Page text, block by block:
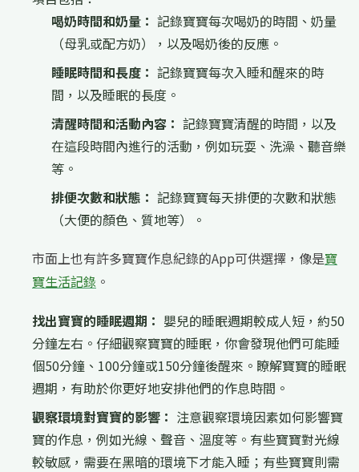
喝奶時間和奶量： 記錄寶寶每次喝奶的時間、奶量
（母乳或配方奶），以及喝奶後的反應。
睡眠時間和長度： 記錄寶寶每次入睡和醒來的時
間，以及睡眠的長度。
清醒時間和活動內容： 記錄寶寶清醒的時間，以及
在這段時間內進行的活動，例如玩耍、洗澡、聽音樂
等。
排便次數和狀態： 記錄寶寶每天排便的次數和狀態
（大便的顏色、質地等）。
市面上也有許多寶寶作息紀錄的App可供選擇，像是寶
寶生活記錄 。
找出寶寶的睡眠週期： 嬰兒的睡眠週期較成人短，約50
分鐘左右。仔細觀察寶寶的睡眠，你會發現他們可能睡
個50分鐘、100分鐘或150分鐘後醒來。瞭解寶寶的睡眠
週期，有助於你更好地安排他們的作息時間。
觀察環境對寶寶的影響： 注意觀察環境因素如何影響寶
寶的作息，例如光線、聲音、溫度等。有些寶寶對光線
較敏感，需要在黑暗的環境下才能入睡；有些寶寶則需